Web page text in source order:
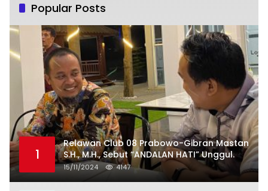
Popular Posts
1
Relawan Club 08 Prabowo-Gibran Mastan
S.H., M.H., Sebut “ANDALAN HATI” Unggul.
15/11/2024 4147